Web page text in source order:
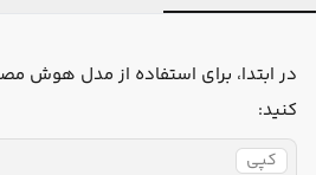
در ابتدا، برای استفاده از مدل هوش
کنید:
کپی